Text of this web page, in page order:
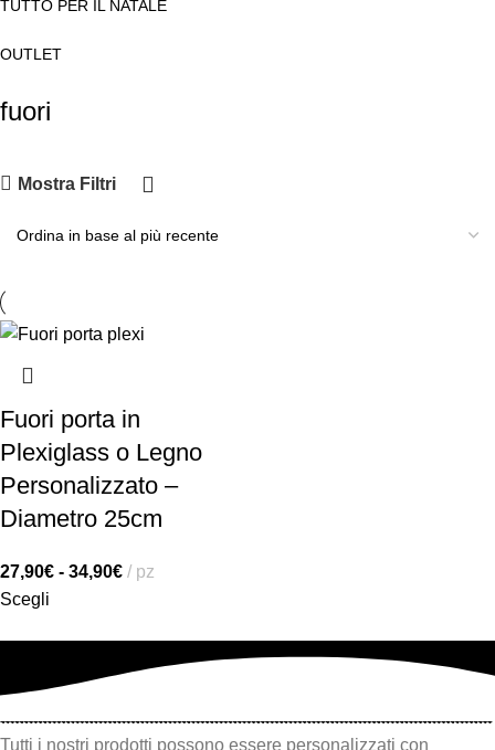
TUTTO PER IL NATALE
OUTLET
fuori
Mostra Filtri
Fuori porta in
Plexiglass o Legno
Personalizzato –
Diametro 25cm
27,90€ - 34,90€
pz
Scegli
Tutti i nostri prodotti possono essere personalizzati con